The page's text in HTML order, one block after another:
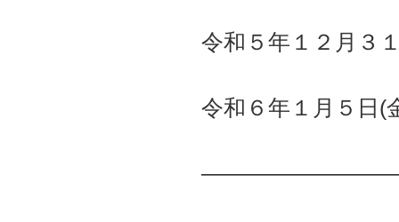
令和５年１２月３
令和６年１月５日(